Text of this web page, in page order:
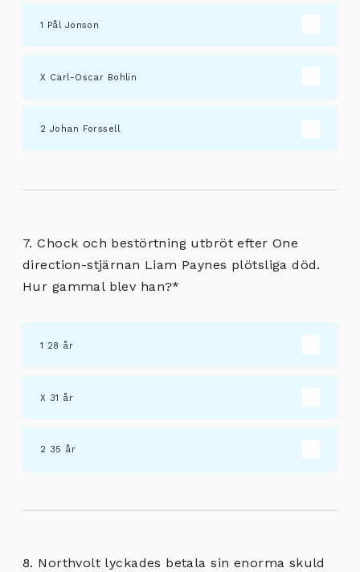
Pål Jonson
Carl-Oscar Bohlin
Johan Forssell
7. Chock och bestörtning utbröt efter One
direction-stjärnan Liam Paynes plötsliga död.
Hur gammal blev han?*
28 år
31 år
35 år
8. Northvolt lyckades betala sin enorma skuld